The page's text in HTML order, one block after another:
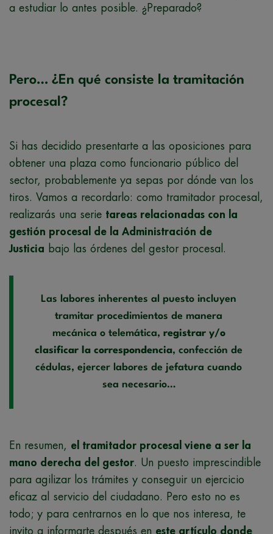
a estudiar lo antes posible. ¿Preparado?
Pero… ¿En qué consiste la tramitación
procesal?
Si has decidido presentarte a las oposiciones para
obtener una plaza como funcionario público del
sector, probablemente ya sepas por dónde van los
tiros. Vamos a recordarlo: como tramitador procesal,
realizarás una serie tareas relacionadas con la
gestión procesal de la Administración de
Justicia bajo las órdenes del gestor procesal.
Las labores inherentes al puesto incluyen
tramitar procedimientos de manera
mecánica o telemática, registrar y/o
clasificar la correspondencia, confección de
cédulas, ejercer labores de jefatura cuando
sea necesario…
En resumen, el tramitador procesal viene a ser la
mano derecha del gestor . Un puesto imprescindible
para agilizar los trámites y conseguir un ejercicio
eficaz al servicio del ciudadano. Pero esto no es
todo; y para centrarnos en lo que nos interesa, te
invito a informarte después en este artículo donde